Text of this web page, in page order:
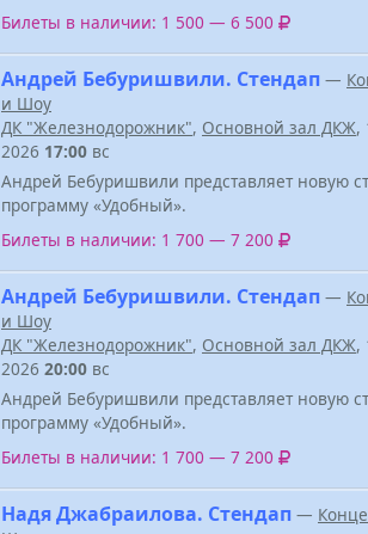
Билеты в наличии: 1 500 — 6 500
Андрей Бебуришвили. Стендап —
и Шоу
ДК "Железнодорожник", Основной зал ДКЖ,
2026 17:00 вс
Андрей Бебуришвили представляет новую
программу «Удобный».
Билеты в наличии: 1 700 — 7 200
Андрей Бебуришвили. Стендап —
и Шоу
ДК "Железнодорожник", Основной зал ДКЖ,
2026 20:00 вс
Андрей Бебуришвили представляет новую
программу «Удобный».
Билеты в наличии: 1 700 — 7 200
Надя Джабраилова. Стендап —